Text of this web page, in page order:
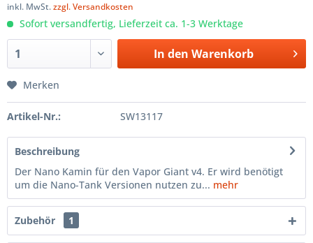
inkl. MwSt.zzgl. Versandkosten
Sofort versandfertig, Lieferzeit ca. 1-3 Werktage
In den Warenkorb
Merken
Artikel-Nr.: SW13117
Beschreibung
Der Nano Kamin für den Vapor Giant v4. Er wird benötigt
um die Nano-Tank Versionen nutzen zu... mehr
Zubehör 1